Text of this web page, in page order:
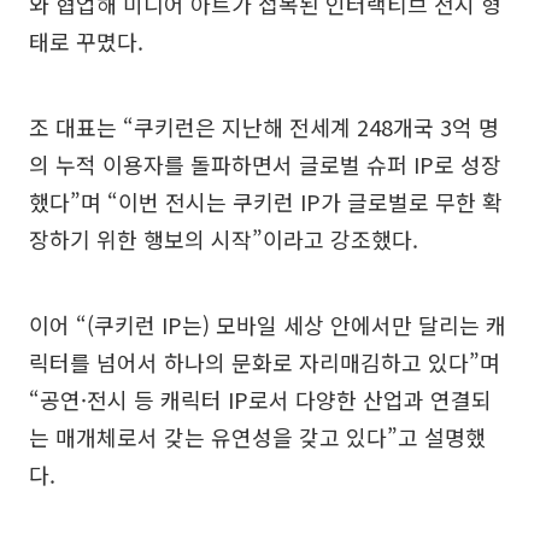
태로 꾸몄다.
조 대표는 “쿠키런은 지난해 전세계 248개국 3억 명
의 누적 이용자를 돌파하면서 글로벌 슈퍼 IP로 성장
했다”며 “이번 전시는 쿠키런 IP가 글로벌로 무한 확
장하기 위한 행보의 시작”이라고 강조했다.
이어 “(쿠키런 IP는) 모바일 세상 안에서만 달리는 캐
릭터를 넘어서 하나의 문화로 자리매김하고 있다”며
“공연·전시 등 캐릭터 IP로서 다양한 산업과 연결되
는 매개체로서 갖는 유연성을 갖고 있다”고 설명했
다.